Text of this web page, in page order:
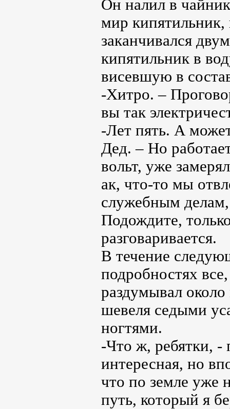
Он налил в
мир кипятильник,
заканчивался
кипятильник в
висевшую в
-Хитро. –
вы так
-Лет пять. А
Дед. – Но
вольт, уже
ак, что-то мы
служебным
Подождите,
разговаривается.
В течение
подробностях
раздумывал
шевеля седыми
ногтями.
-Что ж, ребятки, -
интересная, но
что по земле уже
путь, который я